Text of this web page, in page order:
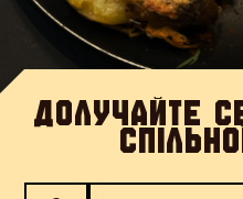
ДОЛУЧАЙТЕ